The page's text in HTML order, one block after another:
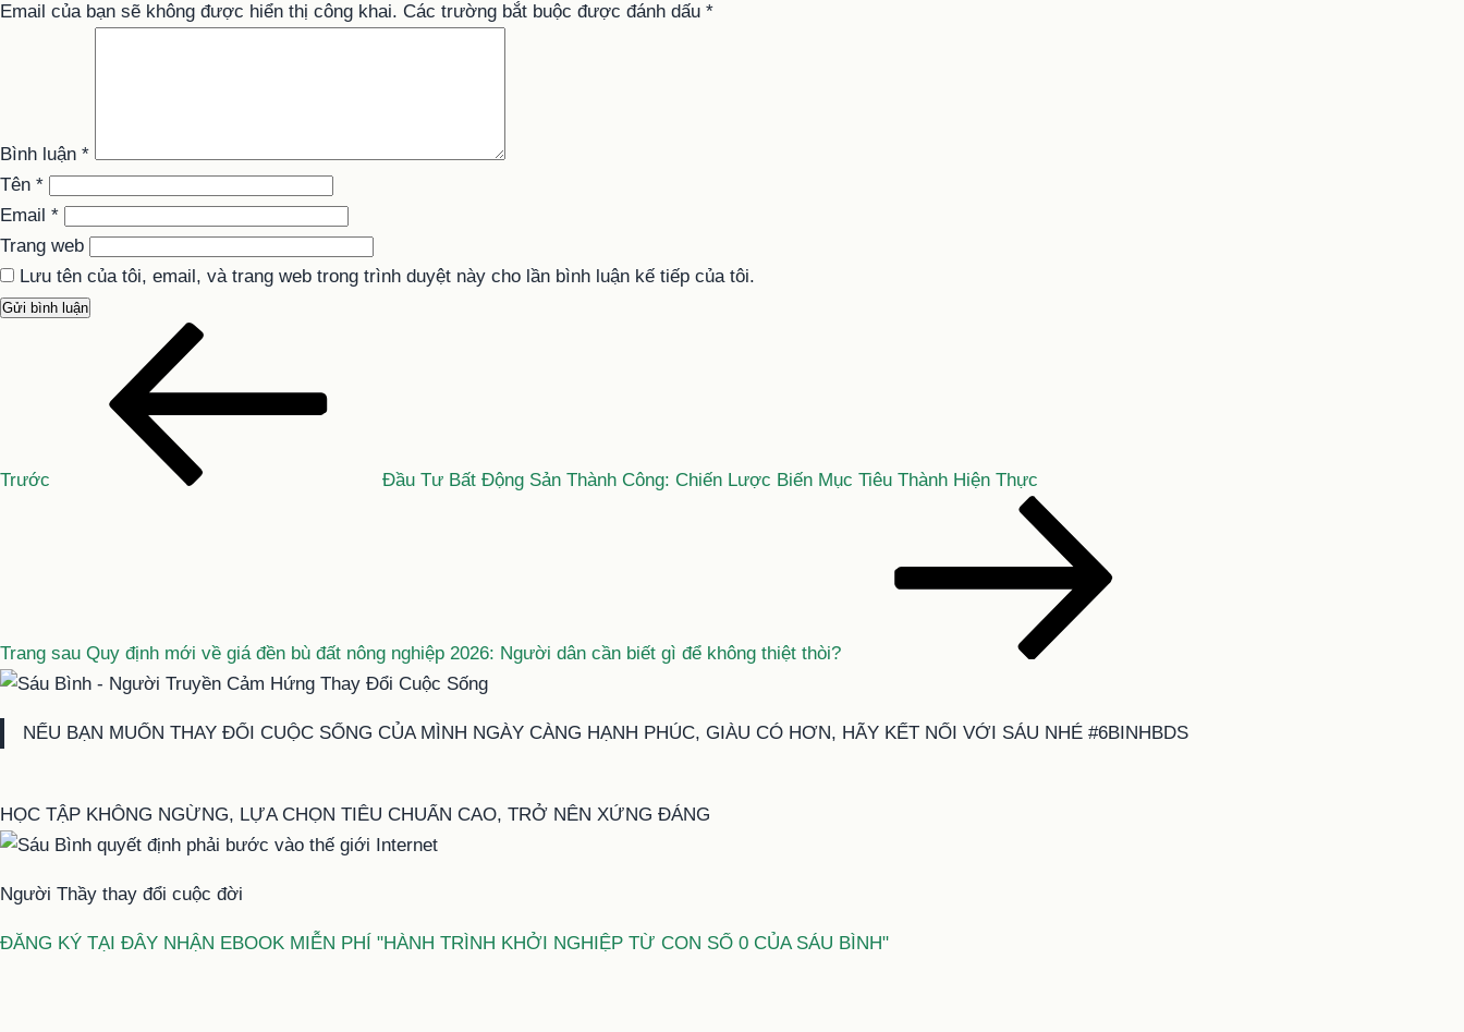
Email của bạn sẽ không được hiển thị công khai. Các trường bắt buộc được đánh dấu *
Bình luận *
Tên *
Email *
Trang web
Lưu tên của tôi, email, và trang web trong trình duyệt này cho lần bình luận kế tiếp của tôi.
viết
Trước
Đầu Tư Bất Động Sản Thành Công: Chiến Lược Biến Mục Tiêu Thành Hiện Thực
Trang sau Quy định mới về giá đền bù đất nông nghiệp 2026: Người dân cần biết gì để không thiệt thòi?
NẾU BẠN MUỐN THAY ĐỔI CUỘC SỐNG CỦA MÌNH NGÀY CÀNG HẠNH PHÚC, GIÀU CÓ HƠN, HÃY KẾT NỐI VỚI SÁU NHÉ #6BINHBDS
HỌC TẬP KHÔNG NGỪNG, LỰA CHỌN TIÊU CHUẨN CAO, TRỞ NÊN XỨNG ĐÁNG
Người Thầy thay đổi cuộc đời
ĐĂNG KÝ TẠI ĐÂY NHẬN EBOOK MIỄN PHÍ "HÀNH TRÌNH KHỞI NGHIỆP TỪ CON SỐ 0 CỦA SÁU BÌNH"